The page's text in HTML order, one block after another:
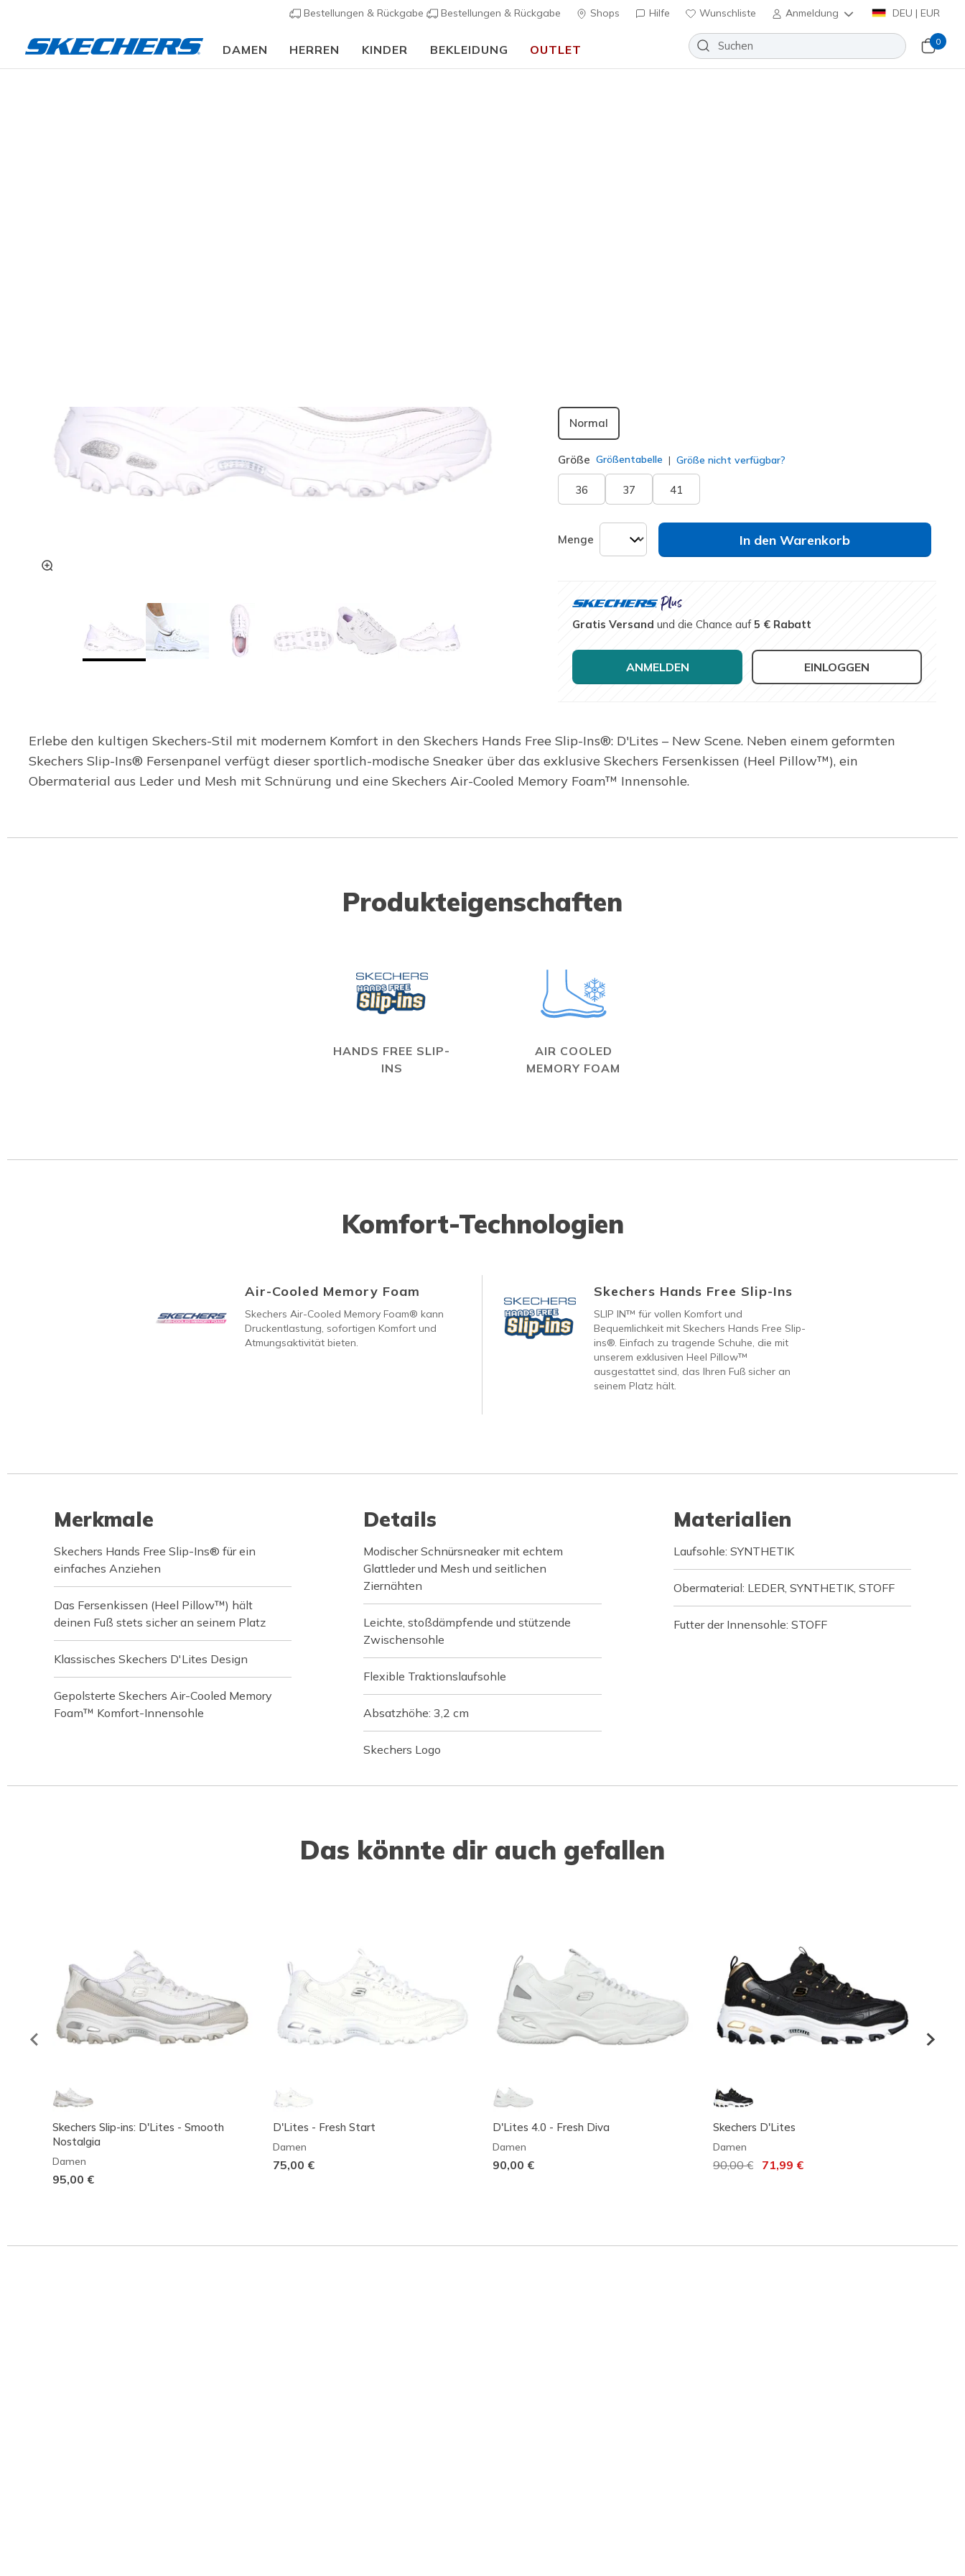
Bestellungen & Rückgabe Bestellungen & Rückgabe Shops Hilfe Wunschliste Anmeldung DEU | EUR
DAMEN HERREN KINDER BEKLEIDUNG OUTLET
0
Normal
Größe Größentabelle Größe nicht verfügbar?
36 37 41
Menge In den Warenkorb
Gratis Versand und die Chance auf5 € Rabatt
ANMELDEN EINLOGGEN
Erlebe den kultigen Skechers-Stil mit modernem Komfort in den Skechers Hands Free Slip-Ins®: D'Lites – New Scene. Neben einem geformten
Skechers Slip-Ins® Fersenpanel verfügt dieser sportlich-modische Sneaker über das exklusive Skechers Fersenkissen (Heel Pillow™), ein
Obermaterial aus Leder und Mesh mit Schnürung und eine Skechers Air-Cooled Memory Foam™ Innensohle.
Produkteigenschaften
HANDS FREE SLIP-
INS
AIR COOLED
MEMORY FOAM
Komfort-Technologien
Air-Cooled Memory Foam
Skechers Air-Cooled Memory Foam® kann
Druckentlastung, sofortigen Komfort und
Atmungsaktivität bieten.
Skechers Hands Free Slip-Ins
SLIP IN™ für vollen Komfort und
Bequemlichkeit mit Skechers Hands Free Slip-
ins®. Einfach zu tragende Schuhe, die mit
unserem exklusiven Heel Pillow™
ausgestattet sind, das Ihren Fuß sicher an
seinem Platz hält.
Merkmale
Skechers Hands Free Slip-Ins® für ein
einfaches Anziehen
Das Fersenkissen (Heel Pillow™) hält
deinen Fuß stets sicher an seinem Platz
Klassisches Skechers D'Lites Design
Gepolsterte Skechers Air-Cooled Memory
Foam™ Komfort-Innensohle
Details
Modischer Schnürsneaker mit echtem
Glattleder und Mesh und seitlichen
Ziernähten
Leichte, stoßdämpfende und stützende
Zwischensohle
Flexible Traktionslaufsohle
Absatzhöhe: 3,2 cm
Skechers Logo
Materialien
Laufsohle: SYNTHETIK
Obermaterial: LEDER, SYNTHETIK, STOFF
Futter der Innensohle: STOFF
Das könnte dir auch gefallen
Skechers Slip-ins: D'Lites - Smooth
Nostalgia
Damen
95,00 €
D'Lites - Fresh Start
Damen
75,00 €
D'Lites 4.0 - Fresh Diva
Damen
90,00 €
Skechers D'Lites
Damen
Reduziert von
90,00 €auf71,99 €